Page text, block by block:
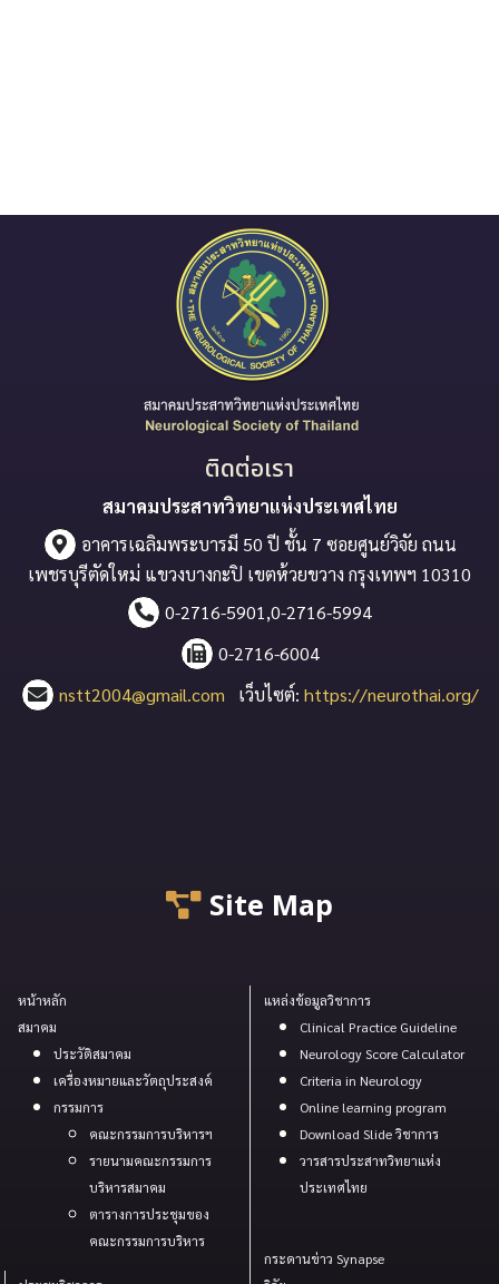
ติดต่อเรา
สมาคมประสาทวิทยาแห่งประเทศไทย
อาคารเฉลิมพระบารมี 50 ปี ชั้น 7 ซอยศูนย์วิจัย ถนน
เพชรบุรีตัดใหม่ แขวงบางกะปิ เขตห้วยขวาง กรุงเทพฯ 10310
0-2716-5901,0-2716-5994
0-2716-6004
nstt2004@gmail.com เว็บไซต์: https://neurothai.org/
Site Map
หน้าหลัก
สมาคม
ประวัติสมาคม
เครื่องหมายและวัตถุประสงค์
กรรมการ
คณะกรรมการบริหารฯ
รายนามคณะกรรมการ
บริหารสมาคม
ตารางการประชุมของ
คณะกรรมการบริหาร
แหล่งข้อมูลวิชาการ
Clinical Practice Guideline
Neurology Score Calculator
Criteria in Neurology
Online learning program
Download Slide วิชาการ
วารสารประสาทวิทยาแห่ง
ประเทศไทย
กระดานข่าว Synapse